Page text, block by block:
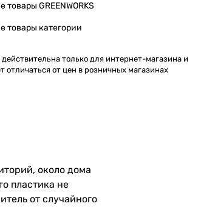
товары GREENWORKS
товары категории
только для интернет-магазина и
отличаться от цен в розничных магазинах
около дома
пластика не
от случайного